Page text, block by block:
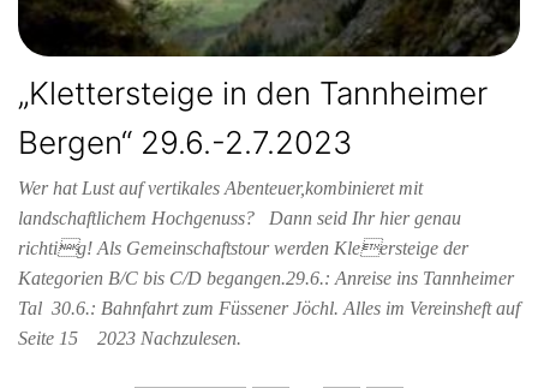
„Klettersteige in den Tannheimer
Bergen“ 29.6.-2.7.2023
Wer hat Lust auf vertikales Abenteuer,kombinieret mit
landschaftlichem Hochgenuss? Dann seid Ihr hier genau
richtig! Als Gemeinschaftstour werden Kleersteige der
Kategorien B/C bis C/D begangen.29.6.: Anreise ins Tannheimer
Tal 30.6.: Bahnfahrt zum Füssener Jöchl. Alles im Vereinsheft auf
Seite 15 2023 Nachzulesen.